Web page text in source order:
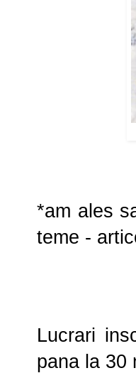
*am ales
teme -
Lucrari
pana la 30